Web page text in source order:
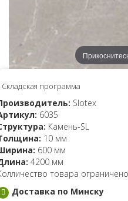
Складская программа
Slotex
6035
Камень-SL
10 мм
600 мм
4200 мм
товара
Доставка по Минску